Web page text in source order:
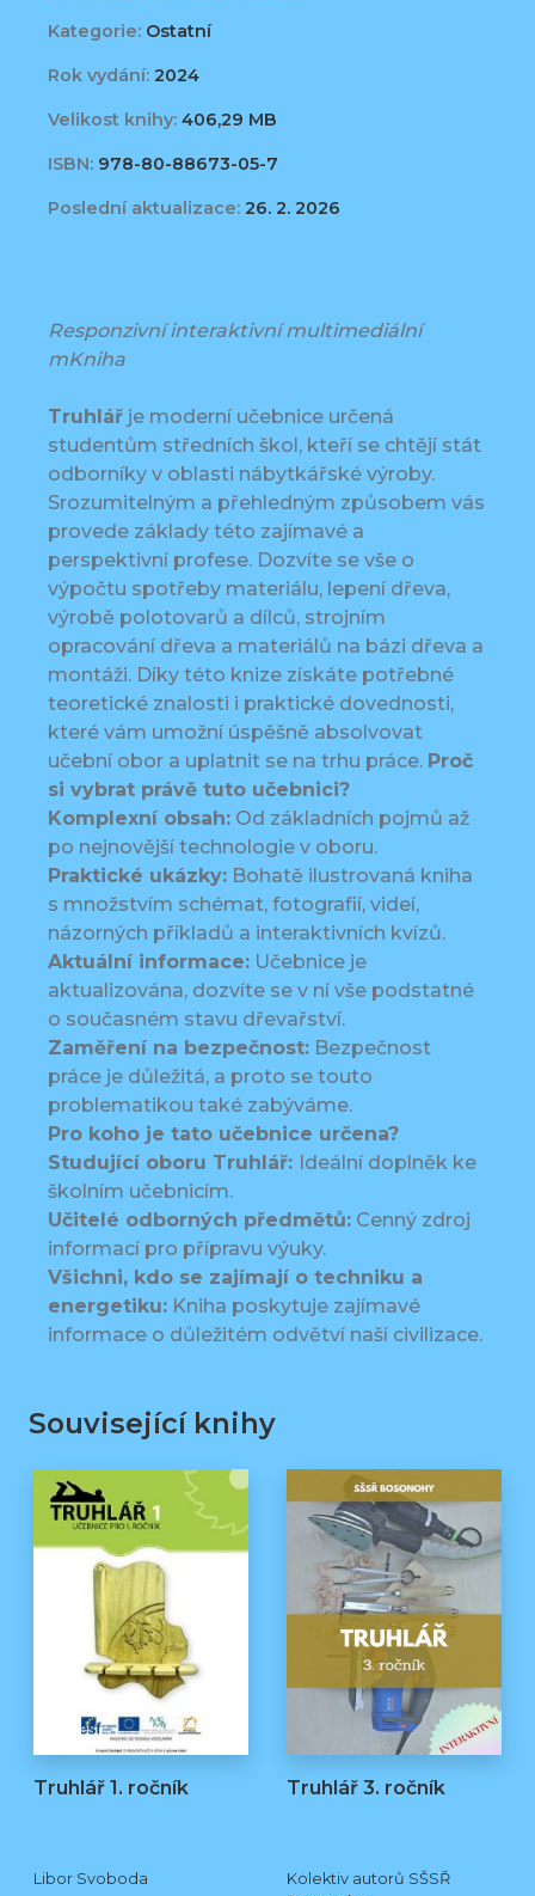
Kategorie: Ostatní
Rok vydání: 2024
Velikost knihy: 406,29 MB
ISBN: 978-80-88673-05-7
Poslední aktualizace: 26. 2. 2026
Responzivní interaktivní multimediální
mKniha
Truhlář je moderní učebnice určená
studentům středních škol, kteří se chtějí stát
odborníky v oblasti nábytkářské výroby.
Srozumitelným a přehledným způsobem vás
provede základy této zajímavé a
perspektivní profese. Dozvíte se vše o
výpočtu spotřeby materiálu, lepení dřeva,
výrobě polotovarů a dílců, strojním
opracování dřeva a materiálů na bázi dřeva a
montáži. Díky této knize získáte potřebné
teoretické znalosti i praktické dovednosti,
které vám umožní úspěšně absolvovat
učební obor a uplatnit se na trhu práce. Proč
si vybrat právě tuto učebnici?
Komplexní obsah: Od základních pojmů až
po nejnovější technologie v oboru.
Praktické ukázky: Bohatě ilustrovaná kniha
s množstvím schémat, fotografií, videí,
názorných příkladů a interaktivních kvízů.
Aktuální informace: Učebnice je
aktualizována, dozvíte se v ní vše podstatné
o současném stavu dřevařství.
Zaměření na bezpečnost: Bezpečnost
práce je důležitá, a proto se touto
problematikou také zabýváme.
Pro koho je tato učebnice určena?
Studující oboru Truhlář: Ideální doplněk ke
školním učebnicím.
Učitelé odborných předmětů: Cenný zdroj
informací pro přípravu výuky.
Všichni, kdo se zajímají o techniku a
energetiku: Kniha poskytuje zajímavé
informace o důležitém odvětví naší civilizace.
Související knihy
Truhlář 1. ročník
Libor Svoboda
Truhlář 3. ročník
Kolektiv autorů SŠSŘ